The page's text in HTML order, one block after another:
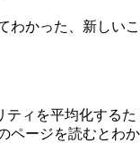
わかった、新しいこ
ティを平均化するた
ページを読むとわか